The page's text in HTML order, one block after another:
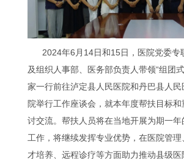
2024年6月14日和15日，医院党委专
及组织人事部、医务部负责人带领“组团
家一行前往泸定县人民医院和丹巴县人
院举行工作座谈会，就本年度帮扶目标
讨交流。帮扶人员将在当地开展为期一年
工作，将继续发挥专业优势，在医院管理
才培养、远程诊疗等方面助力推动县级